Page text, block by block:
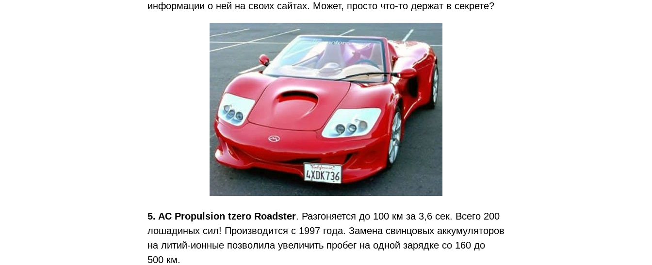
информации о ней на своих сайтах. Может, просто что-то держат в секрете?
5. AC Propulsion tzero Roadster. Разгоняется до 100 км за 3,6 сек. Всего 200
лошадиных сил! Производится с 1997 года. Замена свинцовых аккумуляторов
на литий-ионные позволила увеличить пробег на одной зарядке со 160 до
500 км.